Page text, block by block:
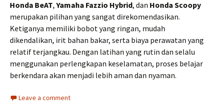
Honda BeAT, Yamaha Fazzio Hybrid, dan Honda Scoopy
merupakan pilihan yang sangat direkomendasikan.
Ketiganya memiliki bobot yang ringan, mudah
dikendalikan, irit bahan bakar, serta biaya perawatan yang
relatif terjangkau. Dengan latihan yang rutin dan selalu
menggunakan perlengkapan keselamatan, proses belajar
berkendara akan menjadi lebih aman dan nyaman.
Leave a comment